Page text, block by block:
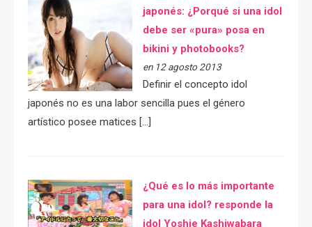
japonés: ¿Porqué si una idol
debe ser «pura» posa en
bikini y photobooks?
en 12 agosto 2013
Definir el concepto idol
japonés no es una labor sencilla pues el género
artístico posee matices […]
¿Qué es lo más importante
para una idol? responde la
idol Yoshie Kashiwabara